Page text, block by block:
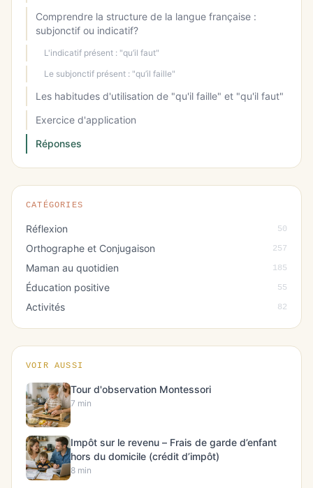
Comprendre la structure de la langue française :
subjonctif ou indicatif?
L'indicatif présent : "qu’il faut"
Le subjonctif présent : "qu’il faille"
Les habitudes d'utilisation de "qu'il faille" et "qu'il faut"
Exercice d'application
Réponses
CATÉGORIES
Réflexion 50
Orthographe et Conjugaison 257
Maman au quotidien 185
Éducation positive 55
Activités 82
VOIR AUSSI
Tour d'observation Montessori
7 min
Impôt sur le revenu – Frais de garde d’enfant
hors du domicile (crédit d’impôt)
8 min